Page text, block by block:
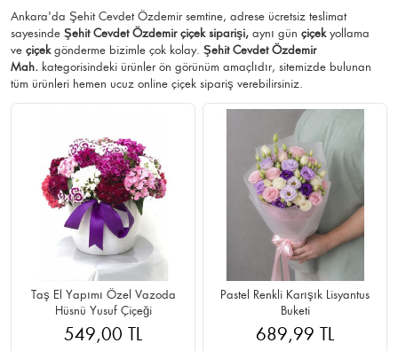
Ankara'da Şehit Cevdet Özdemir semtine, adrese ücretsiz teslimat
sayesinde Şehit Cevdet Özdemir çiçek siparişi, aynı gün çiçekyollama
ve çiçekgönderme bizimle çok kolay. Şehit Cevdet Özdemir
Mah. kategorisindeki ürünler ön görünüm amaçlıdır, sitemizde bulunan
tüm ürünleri hemen ucuz online çiçek sipariş verebilirsiniz.
Taş El Yapımı Özel Vazoda
Hüsnü Yusuf Çiçeği
549,00 TL
Pastel Renkli Karışık Lisyantus
Buketi
689,99 TL